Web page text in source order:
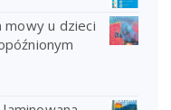
mowy u dzieci